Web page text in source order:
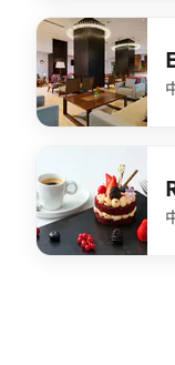
undefined
undefined El